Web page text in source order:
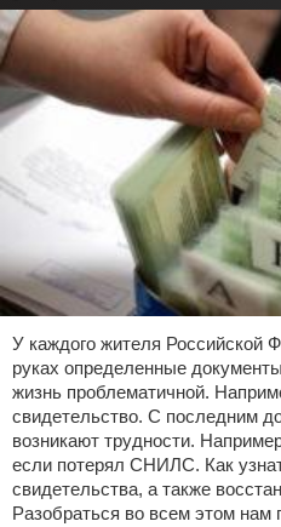
У каждого жителя Российской
руках определенные
жизнь проблематичной.
свидетельство. С последним
возникают трудности.
если потерял СНИЛС. Как
свидетельства, а также
Разобраться во всем этом нам